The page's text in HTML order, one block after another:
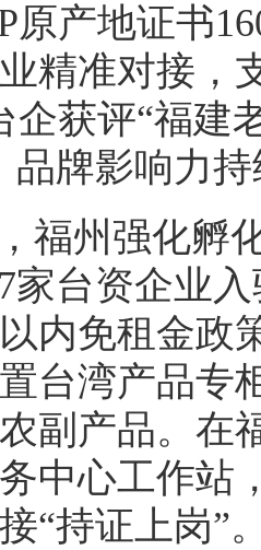
原产地证书
精准对接，
企获评“福建
品牌影响力
福州强化孵
家台资企业
内免租金政
台湾产品专
副产品。在
中心工作站
“持证上岗”